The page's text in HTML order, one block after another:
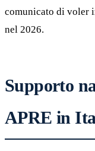
comunicato di voler
nel 2026.
Supporto
APRE in